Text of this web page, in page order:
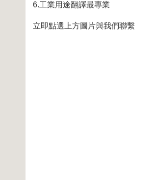
6.工業用途翻譯最專業
立即點選上方圖片與我們聯繫